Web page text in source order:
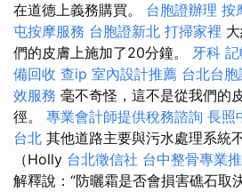
在道德上義務購買。 台胞證辦理 按
屯按摩服務 台胞證新北 打掃家裡
們的皮膚上施加了20分鐘。 牙科
備回收 查ip 室內設計推薦 台北台
效服務 毫不奇怪，這不是從我們的
徑。 專業會計師提供稅務諮詢 長照
台北 其他道路主要與污水處理系統
（Holly 台北徵信社 台中整骨專業
解釋說：“防曬霜是否會損害礁石取